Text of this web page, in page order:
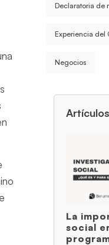
Declaratoria de
Experiencia del
Negocios
La
social